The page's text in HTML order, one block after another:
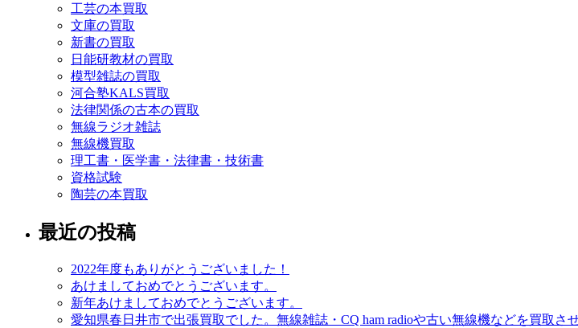
工芸の本買取
文庫の買取
新書の買取
日能研教材の買取
模型雑誌の買取
河合塾KALS買取
法律関係の古本の買取
無線ラジオ雑誌
無線機買取
理工書・医学書・法律書・技術書
資格試験
陶芸の本買取
最近の投稿
2022年度もありがとうございました！
あけましておめでとうございます。
新年あけましておめでとうございます。
愛知県春日井市で出張買取でした。無線雑誌・CQ ham radioや古い無線機などを買取さ